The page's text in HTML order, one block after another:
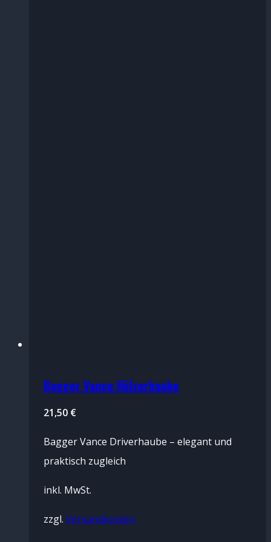
Bagger Vance Hölzerhaube
21,50 €
Bagger Vance Driverhaube – elegant und
praktisch zugleich
inkl. MwSt.
zzgl. Versandkosten